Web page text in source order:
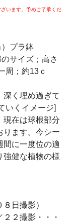
います。予めご了承くだ
）プラ鉢
サイズ；高さ
周；約13ｃ
く埋め過ぎて
いくイメージ]
現在は球根部分
ります。今シー
間に一度位の適
強健な植物の様
日撮影）
２撮影・・・